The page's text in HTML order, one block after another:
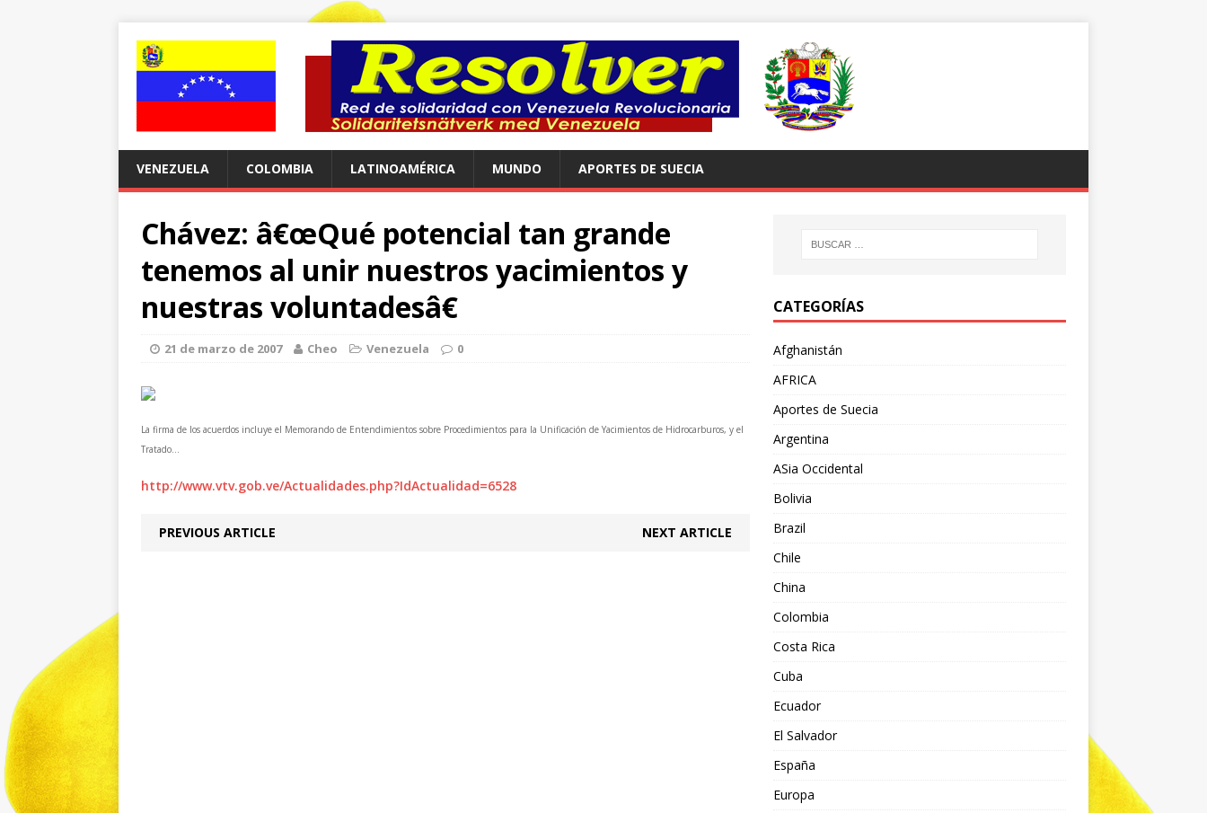
VENEZUELA COLOMBIA LATINOAMÉRICA MUNDO APORTES DE SUECIA
Chávez: â€œQué potencial tan grande
tenemos al unir nuestros yacimientos y
nuestras voluntadesâ€
21 de marzo de 2007 Cheo Venezuela 0
La firma de los acuerdos incluye el Memorando de Entendimientos sobre Procedimientos para la Unificación de Yacimientos de Hidrocarburos, y el
Tratado…
http://www.vtv.gob.ve/Actualidades.php?IdActualidad=6528
PREVIOUS ARTICLE NEXT ARTICLE
CATEGORÍAS
Afghanistán
AFRICA
Aportes de Suecia
Argentina
ASia Occidental
Bolivia
Brazil
Chile
China
Colombia
Costa Rica
Cuba
Ecuador
El Salvador
España
Europa